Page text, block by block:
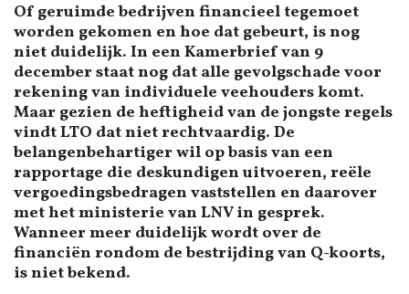
Of geruimde bedrijven financieel tegemoet
worden gekomen en hoe dat gebeurt, is nog
niet duidelijk. In een Kamerbrief van 9
december staat nog dat alle gevolgschade voor
rekening van individuele veehouders komt.
Maar gezien de heftigheid van de jongste regels
vindt LTO dat niet rechtvaardig. De
belangenbehartiger wil op basis van een
rapportage die deskundigen uitvoeren, reële
vergoedingsbedragen vaststellen en daarover
met het ministerie van LNV in gesprek.
Wanneer meer duidelijk wordt over de
financiën rondom de bestrijding van Q-koorts,
is niet bekend.